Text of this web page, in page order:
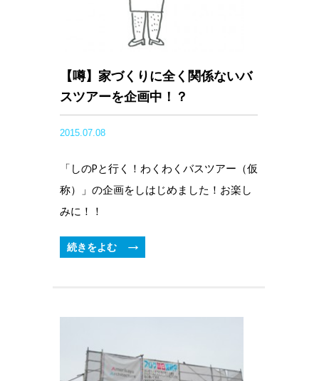
【噂】家づくりに全く関係ないバ
スツアーを企画中！？
2015.07.08
「しのPと行く！わくわくバスツアー（仮
称）」の企画をしはじめました！お楽し
みに！！
続きをよむ